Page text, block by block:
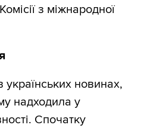
з міжнародної
новинах,
надходила у
Спочатку